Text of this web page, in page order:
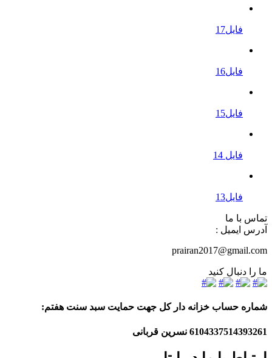
فایل17
فایل16
فایل15
فایل 14
فایل13
تماس با ما
آدرس ایمیل :
prairan2017@gmail.com
ما را دنبال کنید
شماره حساب خزانه دار کل جهت حمایت سبد سنت هفتم:
6104337514393261 نسرین قربانی